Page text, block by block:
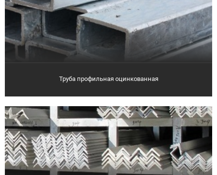
Труба профильная оцинкованная